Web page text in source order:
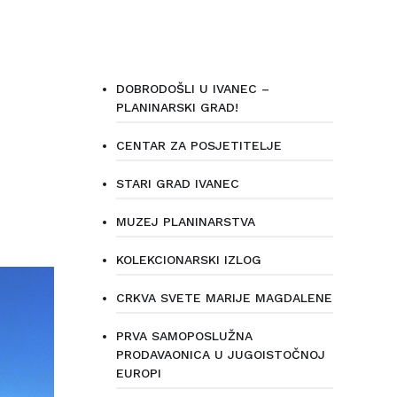
DOBRODOŠLI U IVANEC –
PLANINARSKI GRAD!
CENTAR ZA POSJETITELJE
STARI GRAD IVANEC
MUZEJ PLANINARSTVA
KOLEKCIONARSKI IZLOG
CRKVA SVETE MARIJE MAGDALENE
PRVA SAMOPOSLUŽNA
PRODAVAONICA U JUGOISTOČNOJ
EUROPI